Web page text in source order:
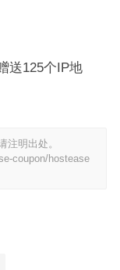
送125个IP地
注明出处。
coupon/hostease